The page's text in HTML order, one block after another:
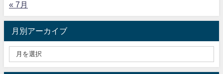
« 7月
月別アーカイブ